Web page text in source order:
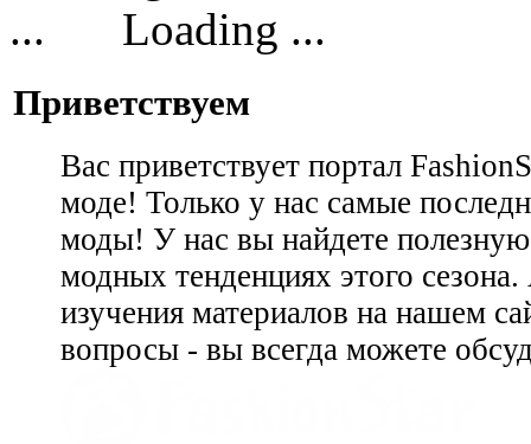
Loading ...
Приветствуем
Вас приветствует портал
моде! Только у нас самые
моды! У нас вы найдете
модных тенденциях этого
изучения материалов на нашем
вопросы - вы всегда можете